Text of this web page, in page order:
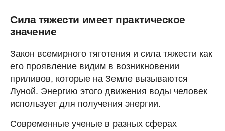
Сила тяжести имеет практическое
значение
Закон всемирного тяготения и сила тяжести как
его проявление видим в возникновении
приливов, которые на Земле вызываются
Луной. Энергию этого движения воды человек
использует для получения энергии.
Современные ученые в разных сферах